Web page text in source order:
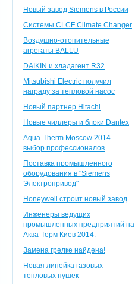
Новый завод Siemens в России
Системы CLCF Climate Changer
Воздушно-отопительные
агрегаты BALLU
DAIKIN и хладагент R32
Mitsubishi Electric получил
награду за тепловой насос
Новый партнер Hitachi
Новые чиллеры и блоки Dantex
Aqua-Therm Moscow 2014 –
выбор профессионалов
Поставка промышленного
оборудования в "Siemens
Электропривод"
Honeywell строит новый завод
Инженеры ведущих
промышленных предприятий на
Аква-Терм Киев 2014.
Замена грелке найдена!
Новая линейка газовых
тепловых пушек